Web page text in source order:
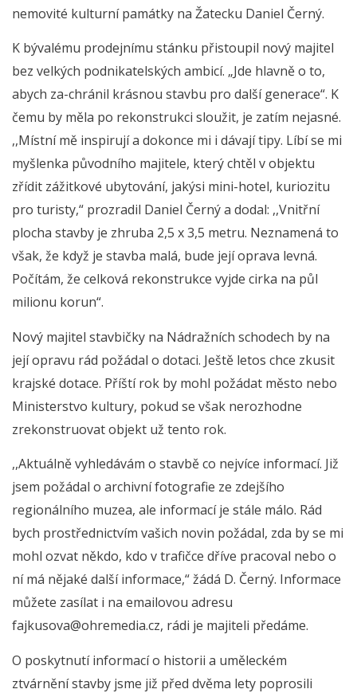
nemovité kulturní památky na Žatecku Daniel Černý.
K bývalému prodejnímu stánku přistoupil nový majitel
bez velkých podnikatelských ambicí. „Jde hlavně o to,
abych za-chránil krásnou stavbu pro další generace“. K
čemu by měla po rekonstrukci sloužit, je zatím nejasné.
,,Místní mě inspirují a dokonce mi i dávají tipy. Líbí se mi
myšlenka původního majitele, který chtěl v objektu
zřídit zážitkové ubytování, jakýsi mini-hotel, kuriozitu
pro turisty,“ prozradil Daniel Černý a dodal: ,,Vnitřní
plocha stavby je zhruba 2,5 x 3,5 metru. Neznamená to
však, že když je stavba malá, bude její oprava levná.
Počítám, že celková rekonstrukce vyjde cirka na půl
milionu korun“.
Nový majitel stavbičky na Nádražních schodech by na
její opravu rád požádal o dotaci. Ještě letos chce zkusit
krajské dotace. Příští rok by mohl požádat město nebo
Ministerstvo kultury, pokud se však nerozhodne
zrekonstruovat objekt už tento rok.
,,Aktuálně vyhledávám o stavbě co nejvíce informací. Již
jsem požádal o archivní fotografie ze zdejšího
regionálního muzea, ale informací je stále málo. Rád
bych prostřednictvím vašich novin požádal, zda by se mi
mohl ozvat někdo, kdo v trafičce dříve pracoval nebo o
ní má nějaké další informace,“ žádá D. Černý. Informace
můžete zasílat i na emailovou adresu
fajkusova@ohremedia.cz, rádi je majiteli předáme.
O poskytnutí informací o historii a uměleckém
ztvárnění stavby jsme již před dvěma lety poprosili